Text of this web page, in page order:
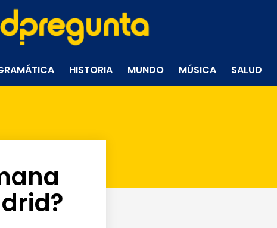
HISTORIA MUNDO MÚSICA SALUD